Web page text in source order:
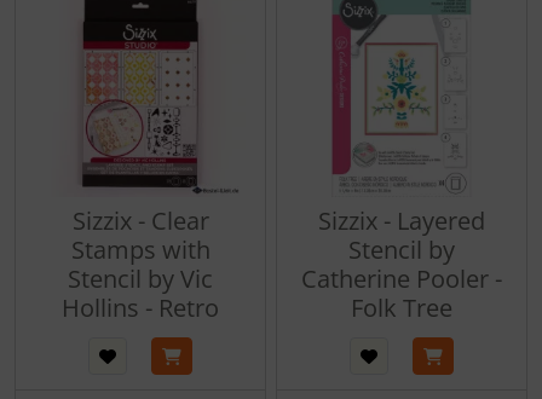
Sizzix - Clear
Stamps with
Stencil by Vic
Hollins - Retro
Sizzix - Layered
Stencil by
Catherine Pooler -
Folk Tree